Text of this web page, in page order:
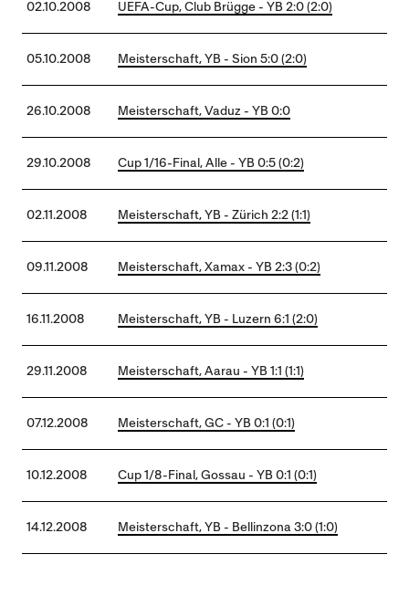
02.10.2008 UEFA-Cup, Club Brügge - YB 2:0 (2:0)
05.10.2008 Meisterschaft, YB - Sion 5:0 (2:0)
26.10.2008 Meisterschaft, Vaduz - YB 0:0
29.10.2008 Cup 1/16-Final, Alle - YB 0:5 (0:2)
02.11.2008 Meisterschaft, YB - Zürich 2:2 (1:1)
09.11.2008 Meisterschaft, Xamax - YB 2:3 (0:2)
16.11.2008 Meisterschaft, YB - Luzern 6:1 (2:0)
29.11.2008 Meisterschaft, Aarau - YB 1:1 (1:1)
07.12.2008 Meisterschaft, GC - YB 0:1 (0:1)
10.12.2008 Cup 1/8-Final, Gossau - YB 0:1 (0:1)
14.12.2008 Meisterschaft, YB - Bellinzona 3:0 (1:0)